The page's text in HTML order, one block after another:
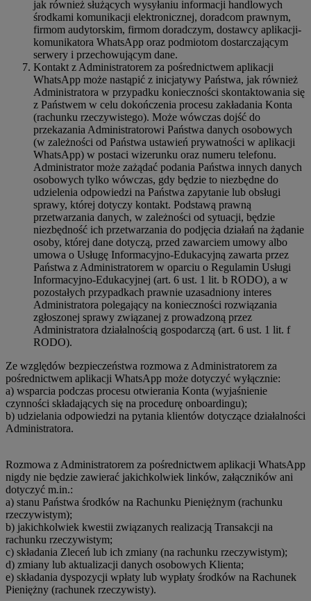
jak również służących wysyłaniu informacji handlowych
środkami komunikacji elektronicznej, doradcom prawnym,
firmom audytorskim, firmom doradczym, dostawcy aplikacji-
komunikatora WhatsApp oraz podmiotom dostarczającym
serwery i przechowującym dane.
Kontakt z Administratorem za pośrednictwem aplikacji
WhatsApp może nastąpić z inicjatywy Państwa, jak również
Administratora w przypadku konieczności skontaktowania się
z Państwem w celu dokończenia procesu zakładania Konta
(rachunku rzeczywistego). Może wówczas dojść do
przekazania Administratorowi Państwa danych osobowych
(w zależności od Państwa ustawień prywatności w aplikacji
WhatsApp) w postaci wizerunku oraz numeru telefonu.
Administrator może zażądać podania Państwa innych danych
osobowych tylko wówczas, gdy będzie to niezbędne do
udzielenia odpowiedzi na Państwa zapytanie lub obsługi
sprawy, której dotyczy kontakt. Podstawą prawną
przetwarzania danych, w zależności od sytuacji, będzie
niezbędność ich przetwarzania do podjęcia działań na żądanie
osoby, której dane dotyczą, przed zawarciem umowy albo
umowa o Usługę Informacyjno-Edukacyjną zawarta przez
Państwa z Administratorem w oparciu o Regulamin Usługi
Informacyjno-Edukacyjnej (art. 6 ust. 1 lit. b RODO), a w
pozostałych przypadkach prawnie uzasadniony interes
Administratora polegający na konieczności rozwiązania
zgłoszonej sprawy związanej z prowadzoną przez
Administratora działalnością gospodarczą (art. 6 ust. 1 lit. f
RODO).
Ze względów bezpieczeństwa rozmowa z Administratorem za
pośrednictwem aplikacji WhatsApp może dotyczyć wyłącznie:
a) wsparcia podczas procesu otwierania Konta (wyjaśnienie
czynności składających się na procedurę onboardingu);
b) udzielania odpowiedzi na pytania klientów dotyczące działalności
Administratora.
Rozmowa z Administratorem za pośrednictwem aplikacji WhatsApp
nigdy nie będzie zawierać jakichkolwiek linków, załączników ani
dotyczyć m.in.:
a) stanu Państwa środków na Rachunku Pieniężnym (rachunku
rzeczywistym);
b) jakichkolwiek kwestii związanych realizacją Transakcji na
rachunku rzeczywistym;
c) składania Zleceń lub ich zmiany (na rachunku rzeczywistym);
d) zmiany lub aktualizacji danych osobowych Klienta;
e) składania dyspozycji wpłaty lub wypłaty środków na Rachunek
Pieniężny (rachunek rzeczywisty).